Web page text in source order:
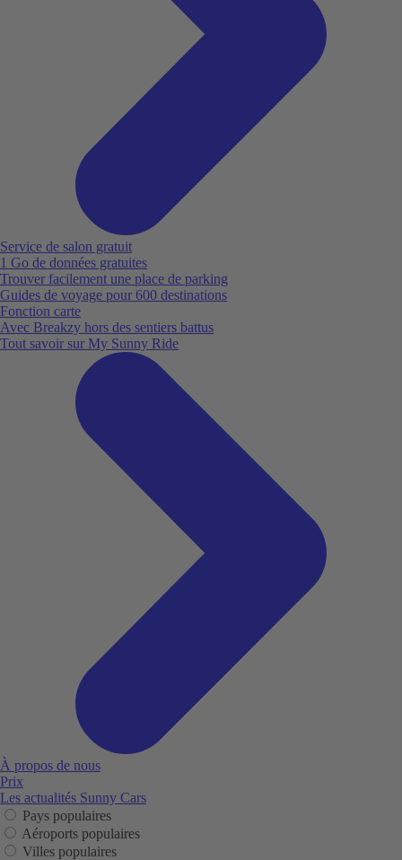
Service de salon gratuit
1 Go de données gratuites
Trouver facilement une place de parking
Guides de voyage pour 600 destinations
Fonction carte
Avec Breakzy hors des sentiers battus
Tout savoir sur My Sunny Ride
À propos de nous
Prix
Les actualités Sunny Cars
Pays populaires
Aéroports populaires
Villes populaires